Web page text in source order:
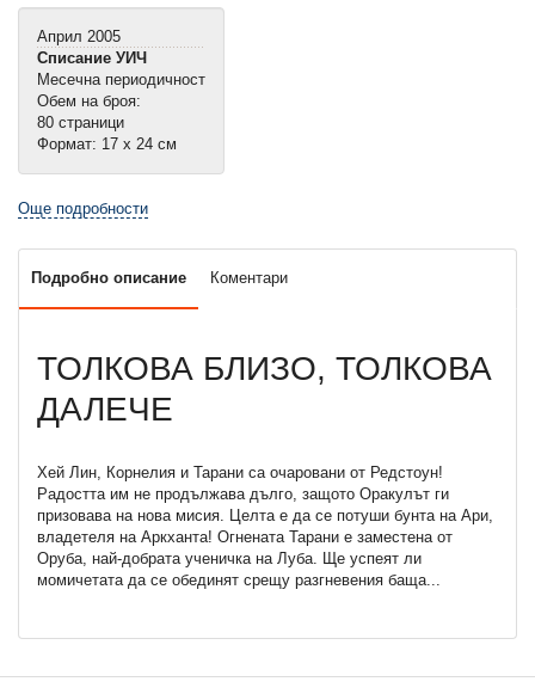
Април 2005
Списание УИЧ
Месечна периодичност
Обем на броя:
80 страници
Формат: 17 х 24 см
Още подробности
Подробно описание Коментари
ТОЛКОВА БЛИЗО, ТОЛКОВА
ДАЛЕЧЕ
Хей Лин, Корнелия и Тарани са очаровани от Редстоун!
Радостта им не продължава дълго, защото Оракулът ги
призовава на нова мисия. Целта е да се потуши бунта на Ари,
владетеля на Аркханта! Огнената Тарани е заместена от
Оруба, най-добрата ученичка на Луба. Ще успеят ли
момичетата да се обединят срещу разгневения баща...